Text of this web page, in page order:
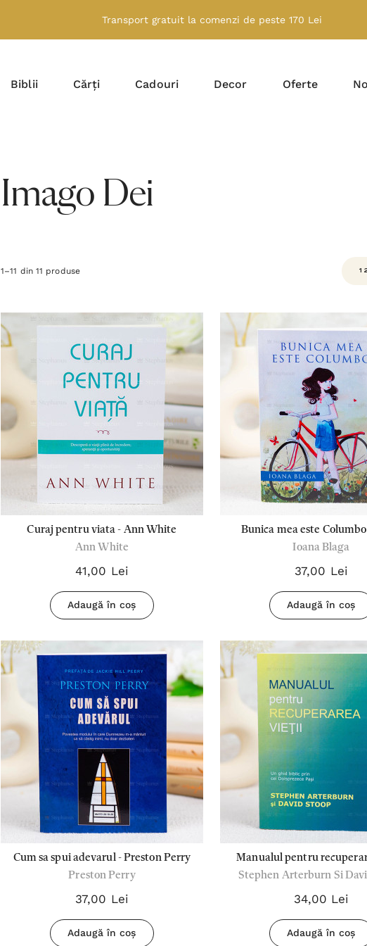
Transport gratuit la comenzi de peste 170 Lei
Biblii Cărți Cadouri Decor Oferte
Imago Dei
1–11 din 11 produse
Curaj pentru viata - Ann White
Ann White
41,00 Lei
Adaugă în coș
Bunica mea este
Blaga
Ioana Blaga
37,00 Lei
Adaugă în coș
Cum sa spui adevarul - Preston Perry
Preston Perry
37,00 Lei
Adaugă în coș
Manualul pentru
Stephen Arterburn Si
34,00 Lei
Adaugă în coș